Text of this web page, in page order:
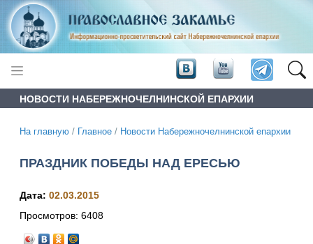
НОВОСТИ НАБЕРЕЖНОЧЕЛНИНСКОЙ ЕПАРХИИ
На главную / Главное / Новости Набережночелнинской епархии
ПРАЗДНИК ПОБЕДЫ НАД ЕРЕСЬЮ
Дата: 02.03.2015
Просмотров: 6408